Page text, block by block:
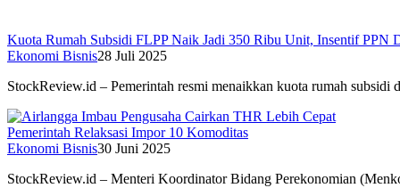
Kuota Rumah Subsidi FLPP Naik Jadi 350 Ribu Unit, Insentif PPN
Ekonomi Bisnis28 Juli 2025
StockReview.id – Pemerintah resmi menaikkan kuota rumah
Pemerintah Relaksasi Impor 10 Komoditas
Ekonomi Bisnis30 Juni 2025
StockReview.id – Menteri Koordinator Bidang Perekonomian